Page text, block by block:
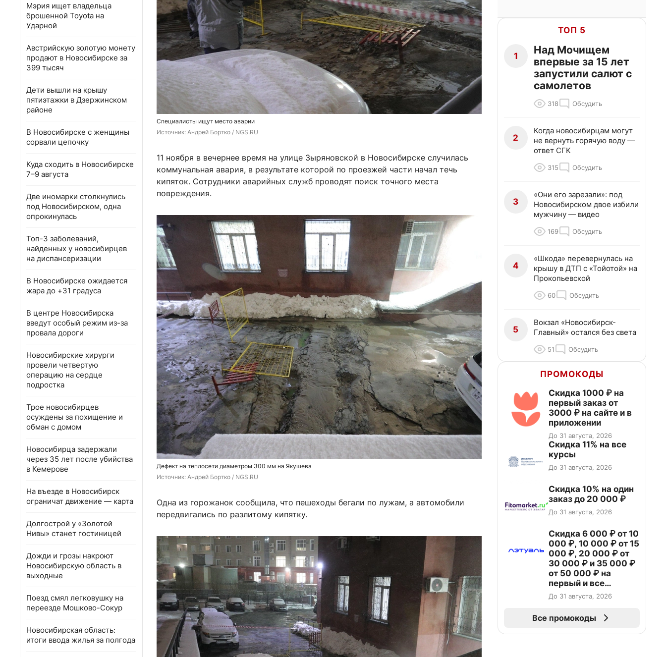
Мэрия ищет владельца
брошенной Toyota на
Ударной
Австрийскую золотую монету
продают в Новосибирске за
399 тысяч
Дети вышли на крышу
пятиэтажки в Дзержинском
районе
В Новосибирске с женщины
сорвали цепочку
Куда сходить в Новосибирске
7–9 августа
Две иномарки столкнулись
под Новосибирском, одна
опрокинулась
Топ-3 заболеваний,
найденных у новосибирцев
на диспансеризации
В Новосибирске ожидается
жара до +31 градуса
В центре Новосибирска
введут особый режим из-за
провала дороги
Новосибирские хирурги
провели четвертую
операцию на сердце
подростка
Трое новосибирцев
осуждены за похищение и
обман с домом
Новосибирца задержали
через 35 лет после убийства
в Кемерове
На въезде в Новосибирск
ограничат движение — карта
Долгострой у «Золотой
Нивы» станет гостиницей
Дожди и грозы накроют
Новосибирскую область в
выходные
Поезд смял легковушку на
переезде Мошково-Сокур
Новосибирская область:
итоги ввода жилья за полгода
Специалисты ищут место аварии
Источник: Андрей Бортко / NGS.RU
11 ноября в вечернее время на улице Зыряновской в Новосибирске случилась
коммунальная авария, в результате которой по проезжей части начал течь
кипяток. Сотрудники аварийных служб проводят поиск точного места
повреждения.
Дефект на теплосети диаметром 300 мм на Якушева
Источник: Андрей Бортко / NGS.RU
Одна из горожанок сообщила, что пешеходы бегали по лужам, а автомобили
передвигались по разлитому кипятку.
ТОП 5
1
Над Мочищем
впервые за 15 лет
запустили салют с
самолетов
318 Обсудить
2
Когда новосибирцам могут
не вернуть горячую воду —
ответ СГК
315 Обсудить
3
«Они его зарезали»: под
Новосибирском двое избили
мужчину — видео
169 Обсудить
4
«Шкода» перевернулась на
крышу в ДТП с «Тойотой» на
Прокопьевской
60 Обсудить
5
Вокзал «Новосибирск-
Главный» остался без света
51 Обсудить
ПРОМОКОДЫ
Скидка 1000 ₽ на
первый заказ от
3000 ₽ на сайте и в
приложении
До 31 августа, 2026
Скидка 11% на все
курсы
До 31 августа, 2026
Скидка 10% на один
заказ до 20 000 ₽
До 31 августа, 2026
Скидка 6 000 ₽ от 10
000 ₽, 10 000 ₽ от 15
000 ₽, 20 000 ₽ от
30 000 ₽ и 35 000 ₽
от 50 000 ₽ на
первый и все
повторные заказы по
промокоду НАБЕРИ
До 31 августа, 2026
Все промокоды